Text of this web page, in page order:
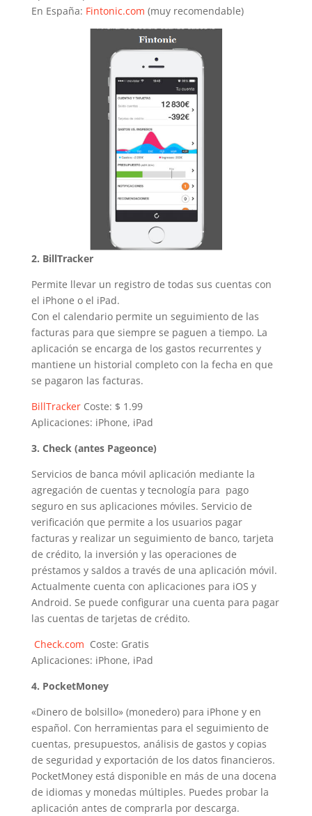
En España: Fintonic.com (muy recomendable)
2. BillTracker
Permite llevar un registro de todas sus cuentas con
el iPhone o el iPad.
Con el calendario permite un seguimiento de las
facturas para que siempre se paguen a tiempo. La
aplicación se encarga de los gastos recurrentes y
mantiene un historial completo con la fecha en que
se pagaron las facturas.
BillTrackerCoste: $ 1.99
Aplicaciones: iPhone, iPad
3. Check (antes Pageonce)
Servicios de banca móvil aplicación mediante la
agregación de cuentas y tecnología para pago
seguro en sus aplicaciones móviles. Servicio de
verificación que permite a los usuarios pagar
facturas y realizar un seguimiento de banco, tarjeta
de crédito, la inversión y las operaciones de
préstamos y saldos a través de una aplicación móvil.
Actualmente cuenta con aplicaciones para iOS y
Android. Se puede configurar una cuenta para pagar
las cuentas de tarjetas de crédito.
Check.com Coste: Gratis
Aplicaciones: iPhone, iPad
4. PocketMoney
«Dinero de bolsillo» (monedero) para iPhone y en
español. Con herramientas para el seguimiento de
cuentas, presupuestos, análisis de gastos y copias
de seguridad y exportación de los datos financieros.
PocketMoney está disponible en más de una docena
de idiomas y monedas múltiples. Puedes probar la
aplicación antes de comprarla por descarga.